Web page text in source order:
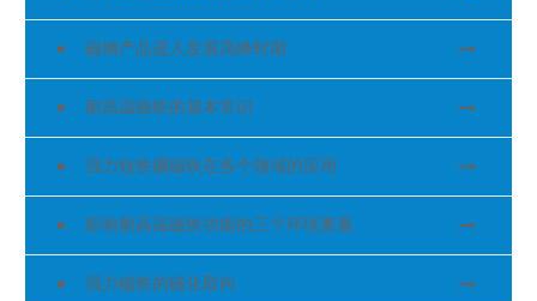
磁钢产品进入发展高峰时期
耐高温磁铁的基本常识
强力钕铁硼磁铁在各个领域的应用
影响耐高温磁铁​功能的三个环境要素
强力磁铁的磁化取向